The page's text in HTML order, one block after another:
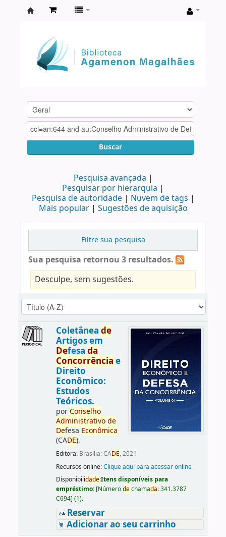
Agamenon
Magalhães
Buscar
Pesquisa avançada
Pesquisar por hierarquia
Pesquisa de autoridade
Nuvem de tags
Mais popular
Sugestões de aquisição
Filtre sua pesquisa
Sua pesquisa retornou 3 resultados.
Desculpe, sem sugestões.
Coletânea de
Artigos em
Defesa da
Concorrência e
Direito
Econômico:
Estudos
Teóricos.
porConselho
Administrativo de
Defesa Econômica
(CADE).
Editora: Brasília: CADE, 2021
Recursos online:Clique aqui para acessar online
Disponibilidade:Itens disponíveis para
empréstimo: [Númerodechamada:341.3787
C694] (1).
Reservar
Adicionar ao seu carrinho